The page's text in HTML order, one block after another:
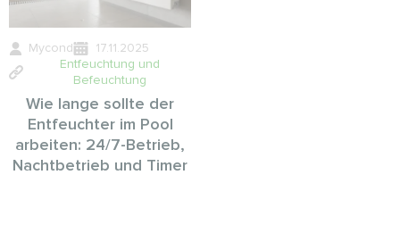
Mycond
17.11.2025
Entfeuchtung und
Befeuchtung
Wie lange sollte der
Entfeuchter im Pool
arbeiten: 24/7-Betrieb,
Nachtbetrieb und Timer